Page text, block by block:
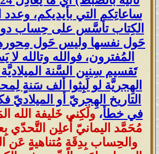
ساعاتِكم التي بأيديكم،
الكِتاب تأسَّس على حِساب
حَول نفسها وليس حَول
المُفترون، فوالله وتالله
تَقسيم سِنين السَّنة
الهِجريَّة لو لَبِثوا ألف سَنةٍ
التاريخ الهِجريّ أو الميلاديّ
في خطأ، ولَكِني خَليفة الله
مُحَمَّد اليمانيّ أُعلِن التَّحدّي
والحِساب بِدِقَةٍ مُتناهيةٍ عَن